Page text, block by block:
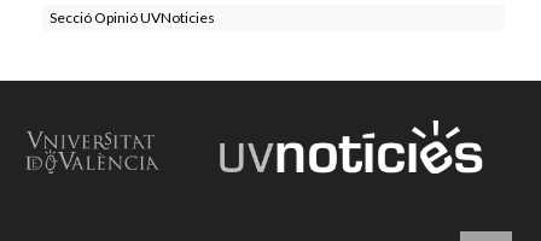
Secció Opinió UVNoticies